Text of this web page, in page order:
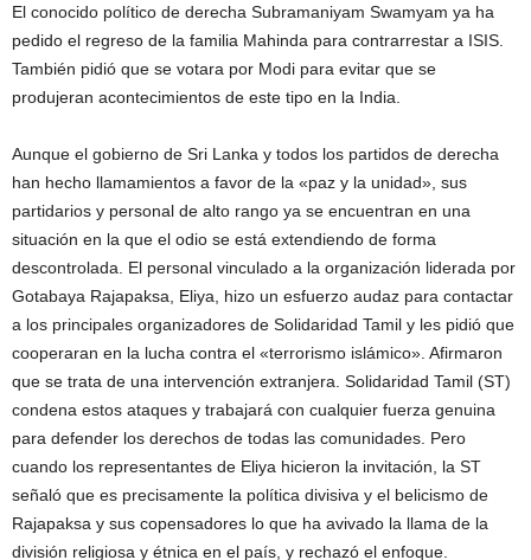
El conocido político de derecha Subramaniyam Swamyam ya ha
pedido el regreso de la familia Mahinda para contrarrestar a ISIS.
También pidió que se votara por Modi para evitar que se
produjeran acontecimientos de este tipo en la India.
Aunque el gobierno de Sri Lanka y todos los partidos de derecha
han hecho llamamientos a favor de la «paz y la unidad», sus
partidarios y personal de alto rango ya se encuentran en una
situación en la que el odio se está extendiendo de forma
descontrolada. El personal vinculado a la organización liderada por
Gotabaya Rajapaksa, Eliya, hizo un esfuerzo audaz para contactar
a los principales organizadores de Solidaridad Tamil y les pidió que
cooperaran en la lucha contra el «terrorismo islámico». Afirmaron
que se trata de una intervención extranjera. Solidaridad Tamil (ST)
condena estos ataques y trabajará con cualquier fuerza genuina
para defender los derechos de todas las comunidades. Pero
cuando los representantes de Eliya hicieron la invitación, la ST
señaló que es precisamente la política divisiva y el belicismo de
Rajapaksa y sus copensadores lo que ha avivado la llama de la
división religiosa y étnica en el país, y rechazó el enfoque.